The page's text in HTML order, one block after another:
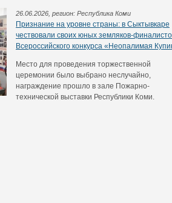
26.06.2026, регион: Республика Коми
Признание на уровне страны: в Сыктывкаре
чествовали своих юных земляков-
Всероссийского конкурса «Неопалимая
Место для проведения торжественной
церемонии было выбрано неслучайно,
награждение прошло в зале Пожарно-
технической выставки Республики Коми.